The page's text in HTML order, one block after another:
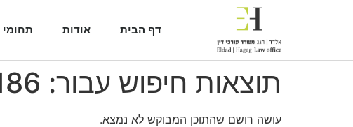
דף הבית אודות
תוצאות חיפוש עבור:
עושה רושם שהתוכן המבוקש לא נמצא.